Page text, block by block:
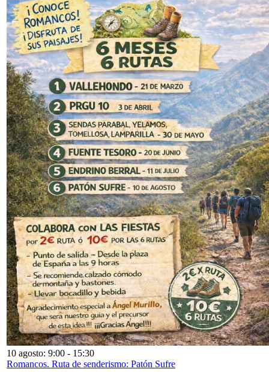
10 agosto: 9:00 - 15:30
Romancos. Ruta de senderismo: Patón Sufre